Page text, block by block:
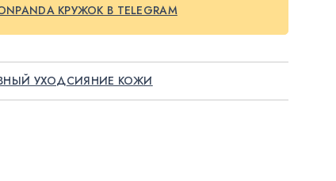
КРУЖОК В TELEGRAM
УХОДСИЯНИЕ КОЖИ